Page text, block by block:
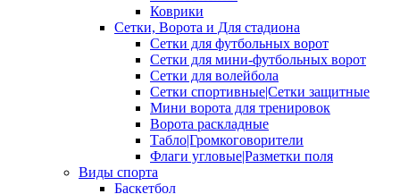
Коврики
Сетки, Ворота и Для стадиона
Сетки для футбольных ворот
Сетки для мини-футбольных ворот
Сетки для волейбола
Сетки спортивные|Сетки защитные
Мини ворота для тренировок
Ворота раскладные
Табло|Громкоговорители
Флаги угловые|Разметки поля
Виды спорта
Баскетбол